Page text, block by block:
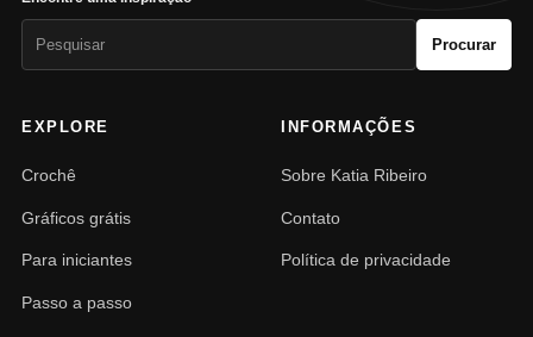
Procurar
EXPLORE
Crochê
Gráficos grátis
Para iniciantes
Passo a passo
INFORMAÇÕES
Sobre Katia Ribeiro
Contato
Política de privacidade